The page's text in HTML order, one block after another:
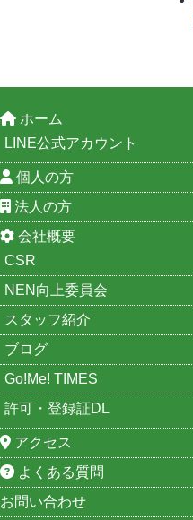
ホーム
LINE公式アカウント
個人の方
法人の方
会社概要
CSR
NEN向上委員会
スタッフ紹介
ブログ
Go!Me! TIMES
許可・登録証DL
アクセス
よくある質問
お問い合わせ